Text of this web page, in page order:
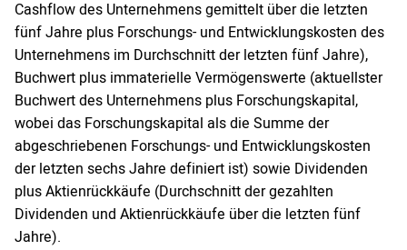
Cashflow des Unternehmens gemittelt über die letzten
fünf Jahre plus Forschungs- und Entwicklungskosten des
Unternehmens im Durchschnitt der letzten fünf Jahre),
Buchwert plus immaterielle Vermögenswerte (aktuellster
Buchwert des Unternehmens plus Forschungskapital,
wobei das Forschungskapital als die Summe der
abgeschriebenen Forschungs- und Entwicklungskosten
der letzten sechs Jahre definiert ist) sowie Dividenden
plus Aktienrückkäufe (Durchschnitt der gezahlten
Dividenden und Aktienrückkäufe über die letzten fünf
Jahre).